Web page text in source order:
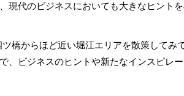
代のビジネスにおいても大きなヒントを
橋からほど近い堀江エリアを散策してみ
、ビジネスのヒントや新たなインス ピレ